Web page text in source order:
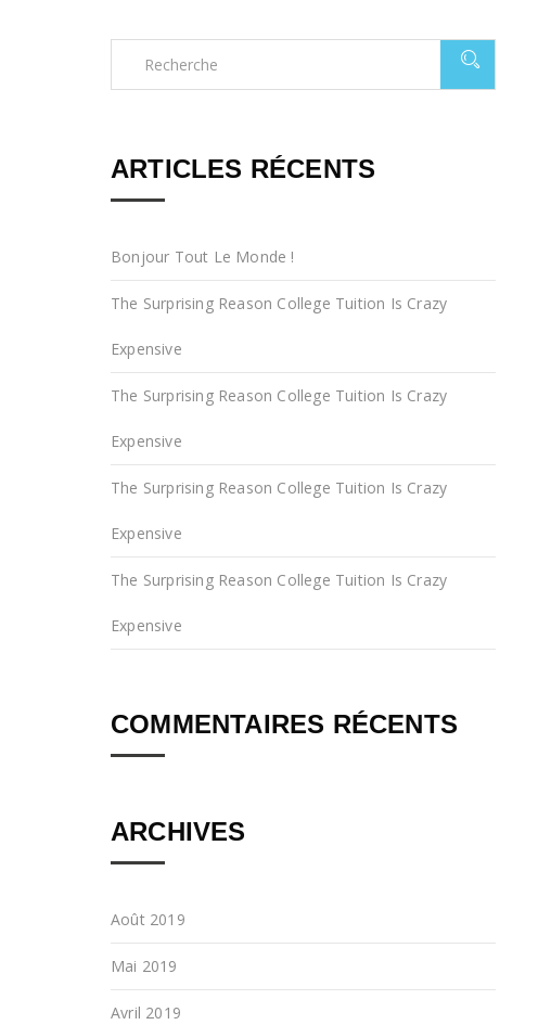
ARTICLES RÉCENTS
Bonjour Tout Le Monde !
The Surprising Reason College Tuition Is Crazy
Expensive
The Surprising Reason College Tuition Is Crazy
Expensive
The Surprising Reason College Tuition Is Crazy
Expensive
The Surprising Reason College Tuition Is Crazy
Expensive
COMMENTAIRES RÉCENTS
ARCHIVES
Août 2019
Mai 2019
Avril 2019